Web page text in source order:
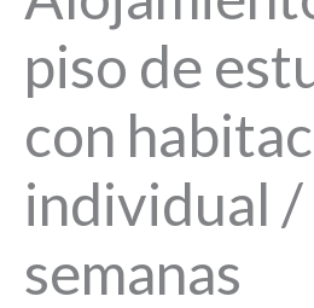
piso de
con
individual /
semanas